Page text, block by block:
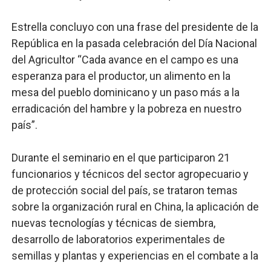
Estrella concluyo con una frase del presidente de la
República en la pasada celebración del Día Nacional
del Agricultor “Cada avance en el campo es una
esperanza para el productor, un alimento en la
mesa del pueblo dominicano y un paso más a la
erradicación del hambre y la pobreza en nuestro
país”.
Durante el seminario en el que participaron 21
funcionarios y técnicos del sector agropecuario y
de protección social del país, se trataron temas
sobre la organización rural en China, la aplicación de
nuevas tecnologías y técnicas de siembra,
desarrollo de laboratorios experimentales de
semillas y plantas y experiencias en el combate a la